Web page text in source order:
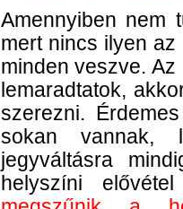
Amennyiben nem
mert nincs ilyen
minden veszve.
lemaradtatok,
szerezni.
sokan vannak,
jegyváltásra
helyszíni